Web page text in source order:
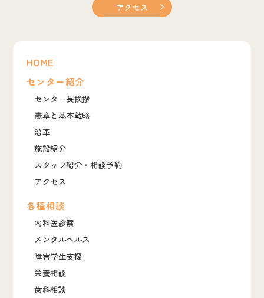
アクセス
HOME
センター紹介
センター長挨拶
憲章と基本戦略
沿革
施設紹介
スタッフ紹介・相談予約
アクセス
各種相談
内科医診察
メンタルヘルス
障害学生支援
栄養相談
歯科相談